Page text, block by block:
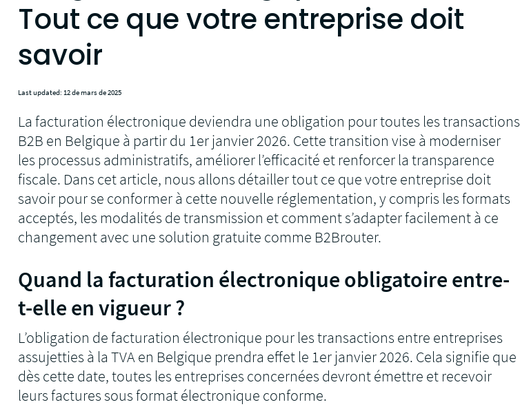
Tout ce que votre entreprise doit
savoir
Last updated: 12 de mars de 2025
La facturation électronique deviendra une obligation pour toutes les transactions
B2B en Belgique à partir du 1er janvier 2026. Cette transition vise à moderniser
les processus administratifs, améliorer l’efficacité et renforcer la transparence
fiscale. Dans cet article, nous allons détailler tout ce que votre entreprise doit
savoir pour se conformer à cette nouvelle réglementation, y compris les formats
acceptés, les modalités de transmission et comment s’adapter facilement à ce
changement avec une solution gratuite comme B2Brouter.
Quand la facturation électronique obligatoire entre-
t-elle en vigueur ?
L’obligation de facturation électronique pour les transactions entre entreprises
assujetties à la TVA en Belgique prendra effet le 1er janvier 2026. Cela signifie que
dès cette date, toutes les entreprises concernées devront émettre et recevoir
leurs factures sous format électronique conforme.